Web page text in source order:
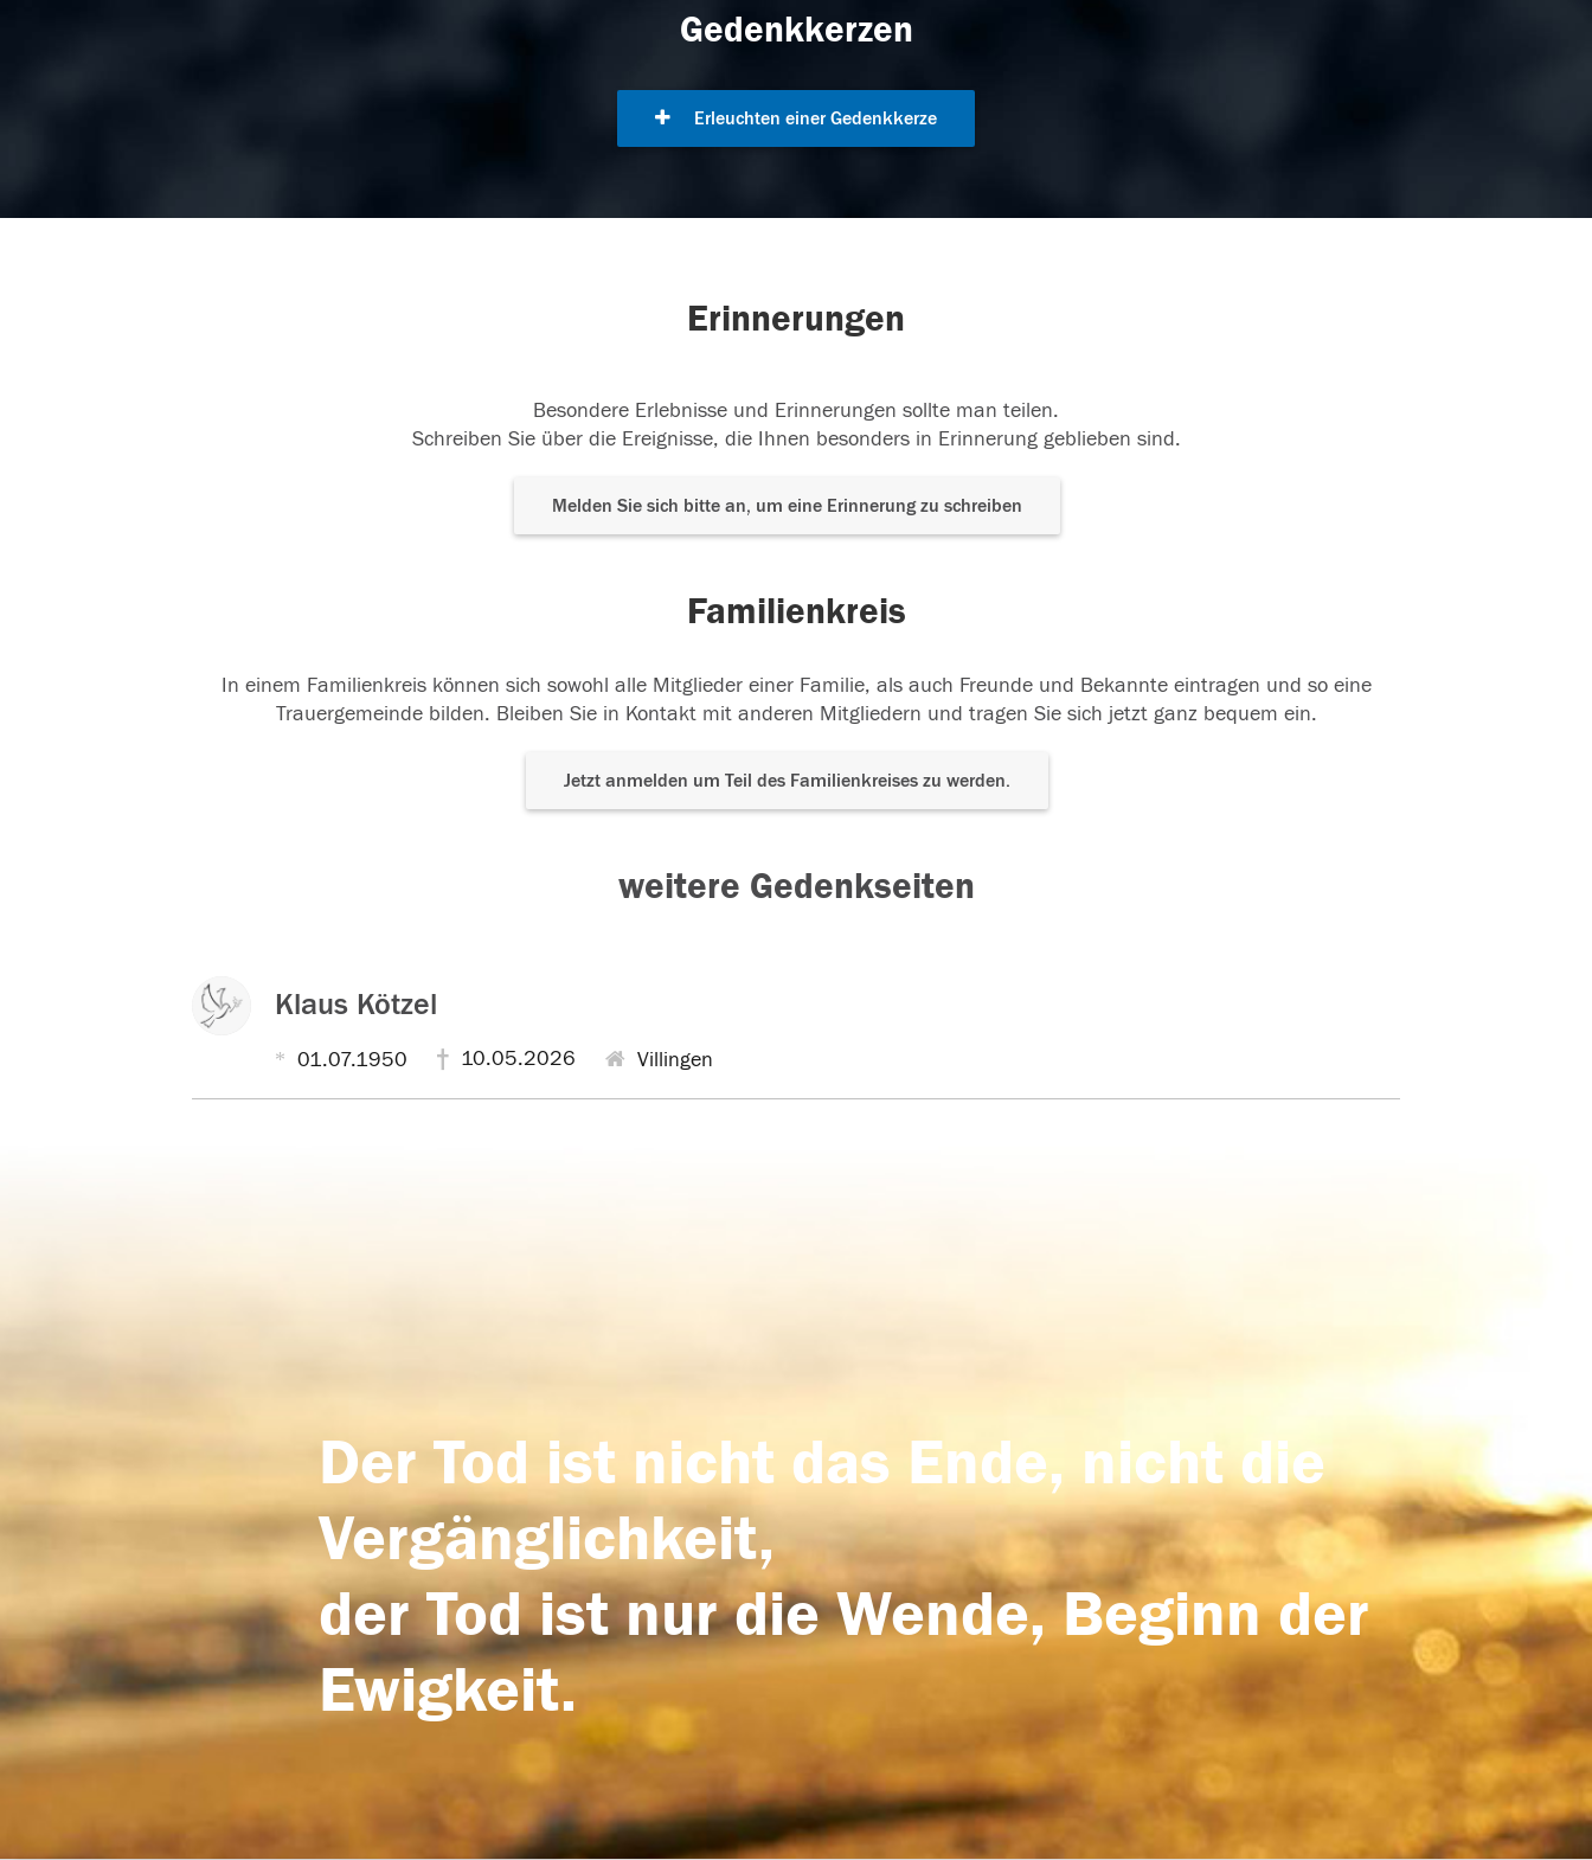
Gedenkkerzen
Erleuchten einer Gedenkkerze
Erinnerungen
Besondere Erlebnisse und Erinnerungen sollte man teilen.
Schreiben Sie über die Ereignisse, die Ihnen besonders in Erinnerung geblieben sind.
Melden Sie sich bitte an, um eine Erinnerung zu schreiben
Familienkreis
In einem Familienkreis können sich sowohl alle Mitglieder einer Familie, als auch Freunde und Bekannte eintragen und so eine
Trauergemeinde bilden. Bleiben Sie in Kontakt mit anderen Mitgliedern und tragen Sie sich jetzt ganz bequem ein.
Jetzt anmelden um Teil des Familienkreises zu werden.
weitere Gedenkseiten
Klaus Kötzel
01.07.1950 10.05.2026 Villingen
Der Tod ist nicht das Ende, nicht die
Vergänglichkeit,
der Tod ist nur die Wende, Beginn der
Ewigkeit.